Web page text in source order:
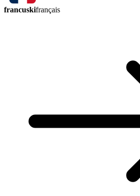
francuskifrançais